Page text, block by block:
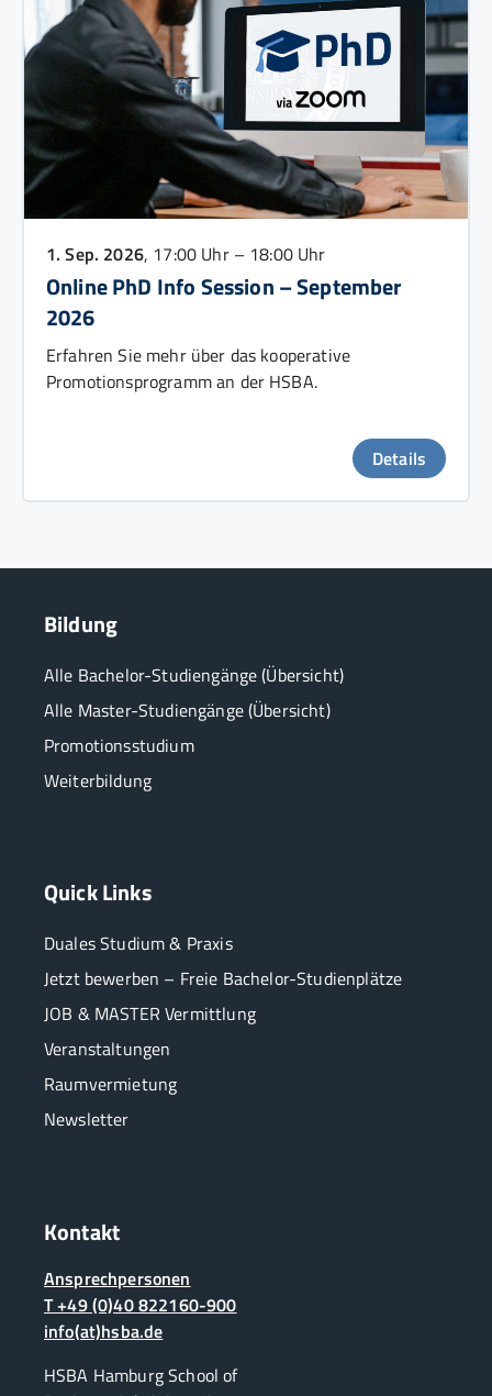
1. Sep. 2026, 17:00 Uhr – 18:00 Uhr
Online PhD Info Session – September
2026
Erfahren Sie mehr über das kooperative
Promotionsprogramm an der HSBA.
Details
Bildung
Alle Bachelor-Studiengänge (Übersicht)
Alle Master-Studiengänge (Übersicht)
Promotionsstudium
Weiterbildung
Quick Links
Duales Studium & Praxis
Jetzt bewerben – Freie Bachelor-Studienplätze
JOB & MASTER Vermittlung
Veranstaltungen
Raumvermietung
Newsletter
Kontakt
Ansprechpersonen
T +49 (0)40 822160-900
info(at)hsba.de
HSBA Hamburg School of